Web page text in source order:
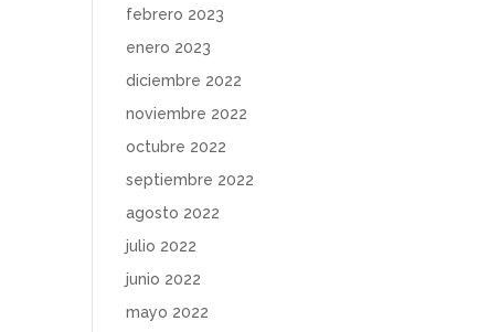
febrero 2023
enero 2023
diciembre 2022
noviembre 2022
octubre 2022
septiembre 2022
agosto 2022
julio 2022
junio 2022
mayo 2022